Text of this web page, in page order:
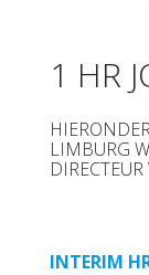
1 HR
LIMBURG
DIRECTEUR
INTERIM